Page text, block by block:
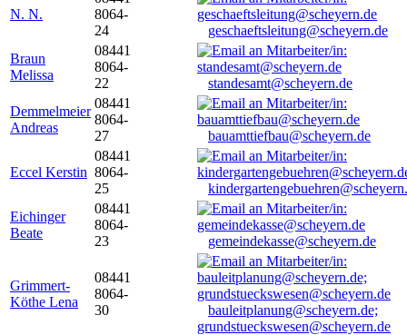
N. N.
8064-
24
geschaeftsleitung@scheyern.de
Braun
Melissa
08441
8064-
22
standesamt@scheyern.de
Demmelmeier
Andreas
08441
8064-
27
bauamttiefbau@scheyern.de
Eccel Kerstin
08441
8064-
25
Eichinger
Beate
08441
8064-
23
gemeindekasse@scheyern.de
Grimmert-
Köthe Lena
08441
8064-
30
bauleitplanung@scheyern.de;
grundstueckswesen@scheyern.de